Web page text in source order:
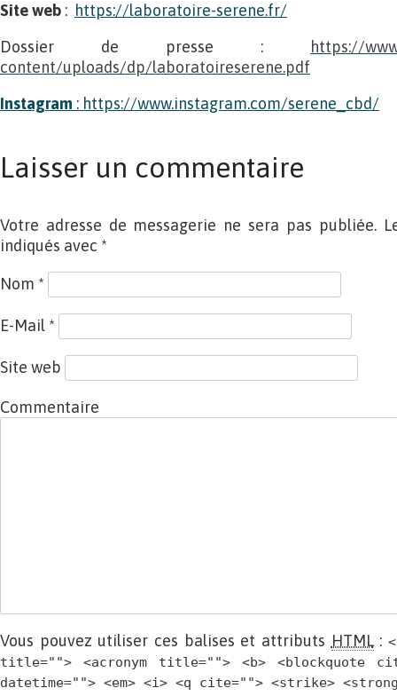
Site web : https://laboratoire-serene.fr/
Dossier de presse :
https://
content/uploads/dp/laboratoireserene.pdf
Instagram : https://www.instagram.com/serene_cbd/
Laisser un commentaire
Votre adresse de messagerie ne sera pas publiée.
indiqués avec *
Nom *
E-Mail *
Site web
Commentaire
Vous pouvez utiliser ces balises et attributs HTML:
title=""> <acronym title=""> <b> <blockquote
datetime=""> <em> <i> <q cite=""> <strike>